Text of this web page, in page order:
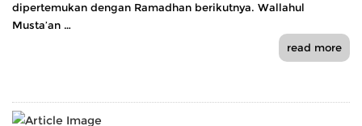
dipertemukan dengan Ramadhan berikutnya. Wallahul
Musta’an …
read more